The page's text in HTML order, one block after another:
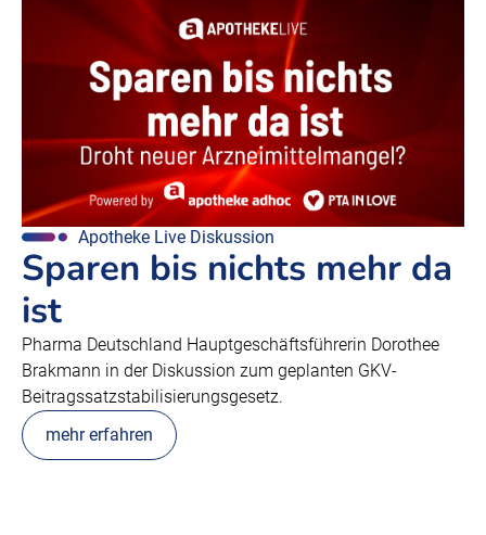
Apotheke Live Diskussion
Sparen bis nichts mehr da
ist
Pharma Deutschland Hauptgeschäftsführerin Dorothee
Brakmann in der Diskussion zum geplanten GKV-
Beitragssatzstabilisierungsgesetz.
mehr erfahren